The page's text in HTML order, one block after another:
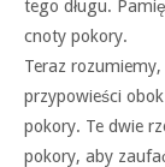
tego długu.
cnoty pokory.
Teraz
przypowieści
pokory. Te dwie
pokory, aby